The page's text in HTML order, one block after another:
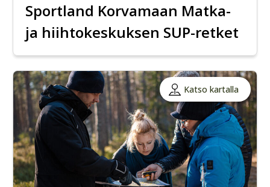
Sportland Korvamaan Matka-
ja hiihtokeskuksen SUP-retket
Katso kartalla